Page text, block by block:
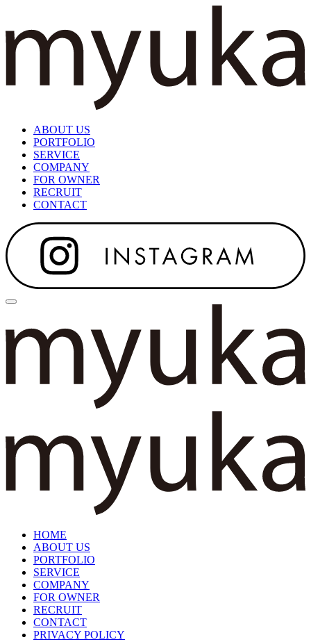
ABOUT US
PORTFOLIO
SERVICE
COMPANY
FOR OWNER
RECRUIT
CONTACT
HOME
ABOUT US
PORTFOLIO
SERVICE
COMPANY
FOR OWNER
RECRUIT
CONTACT
PRIVACY POLICY